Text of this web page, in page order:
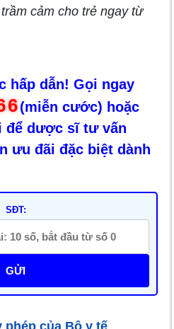
cảm cho trẻ ngay từ
hấp dẫn! Gọi ngay
(miễn cước) hoặc
để dược sĩ tư vấn
ưu đãi đặc biệt dành
SĐT:
GỬI
phép của Bộ y tế